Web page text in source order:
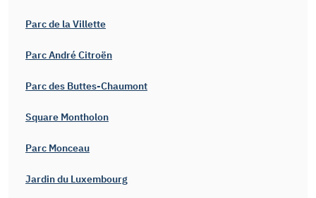
Parc de la Villette
Parc André Citroën
Parc des Buttes-Chaumont
Square Montholon
Parc Monceau
Jardin du Luxembourg